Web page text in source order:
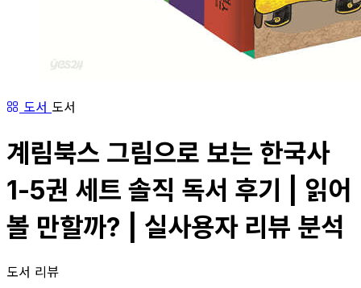
도서 도서
계림북스 그림으로 보는 한국사
1-5권 세트 솔직 독서 후기 | 읽어
볼 만할까? | 실사용자 리뷰 분석
도서 리뷰